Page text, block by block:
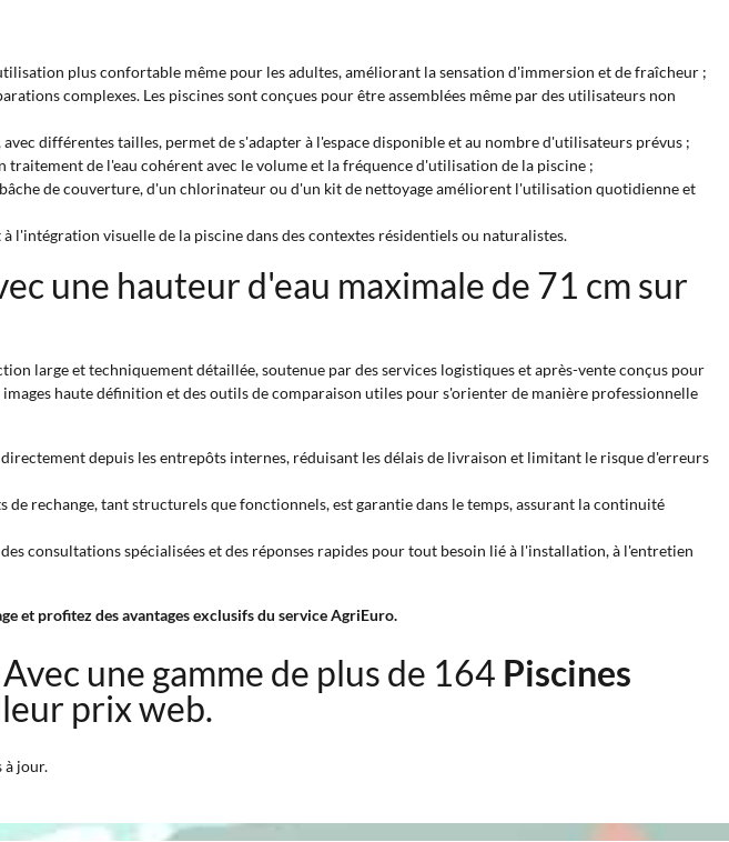
plus confortable même pour les adultes, améliorant la sensation d'immersion et de fraîcheur ;
complexes. Les piscines sont conçues pour être assemblées même par des utilisateurs non
différentes tailles, permet de s'adapter à l'espace disponible et au nombre d'utilisateurs prévus ;
de l'eau cohérent avec le volume et la fréquence d'utilisation de la piscine ;
bâche de couverture, d'un chlorinateur ou d'un kit de nettoyage améliorent l'utilisation quotidienne et
visuelle de la piscine dans des contextes résidentiels ou naturalistes.
une hauteur d'eau maximale de 71 cm sur
large et techniquement détaillée, soutenue par des services logistiques et après-vente conçus pour
haute définition et des outils de comparaison utiles pour s'orienter de manière professionnelle
depuis les entrepôts internes, réduisant les délais de livraison et limitant le risque d'erreurs
de rechange, tant structurels que fonctionnels, est garantie dans le temps, assurant la continuité
consultations spécialisées et des réponses rapides pour tout besoin lié à l'installation, à l'entretien
et profitez des avantages exclusifs du service AgriEuro.
Avec une gamme de plus de 164 Piscines
prix web.
à jour.